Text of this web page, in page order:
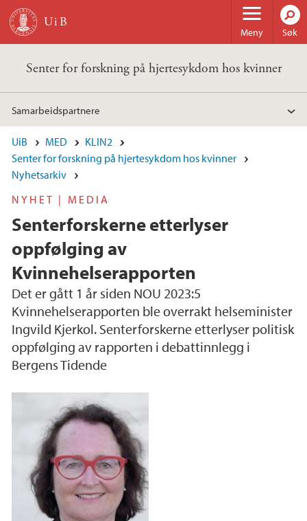
Hopp til hovedinnhold
Meny Søk
Senter for forskning på hjertesykdom hos kvinner
Samarbeidspartnere
UiB MED
KLIN2
Senter for forskning på hjertesykdom hos kvinner
Nyhetsarkiv
NYHET | MEDIA
Senterforskerne etterlyser
oppfølging av
Kvinnehelserapporten
Det er gått 1 år siden NOU 2023:5
Kvinnehelserapporten ble overrakt helseminister
Ingvild Kjerkol. Senterforskerne etterlyser politisk
oppfølging av rapporten i debattinnlegg i
Bergens Tidende